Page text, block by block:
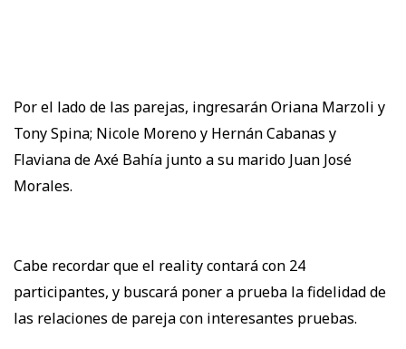
Por el lado de las parejas, ingresarán Oriana Marzoli y
Tony Spina; Nicole Moreno y Hernán Cabanas y
Flaviana de Axé Bahía junto a su marido Juan José
Morales.
Cabe recordar que el reality contará con 24
participantes, y buscará poner a prueba la fidelidad de
las relaciones de pareja con interesantes pruebas.